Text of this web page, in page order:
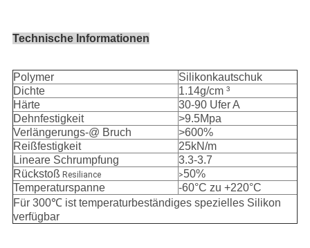
Technische Informationen
Polymer
Silikonkautschuk
Dichte
1.14g/cm ³
Härte
30-90 Ufer A
Dehnfestigkeit
>9.5Mpa
Verlängerungs-@ Bruch
>600%
Reißfestigkeit
25kN/m
Lineare Schrumpfung
3.3-3.7
Rückstoß Resiliance >50%
Temperaturspanne
-60°C zu +220°C
Für 300℃ ist temperaturbeständiges spezielles Silikon
verfügbar